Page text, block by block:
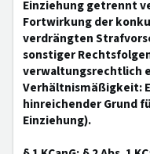
Einziehung getrennt
Fortwirkung der
verdrängten
sonstiger
verwaltungsrechtlich
Verhältnismäßigkeit:
hinreichender Grund
Einziehung).